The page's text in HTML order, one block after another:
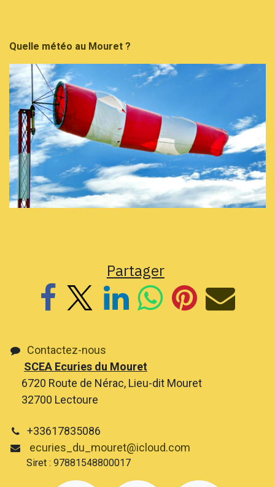
Quelle météo au Mouret ?
Partager
Contactez-nous
SCEA Ecuries du Mouret
6720 Route de Nérac, Lieu-dit Mouret
32700 Lectoure
+33617835086
ecuries_du_mouret@icloud.com
Siret : 97881548800017